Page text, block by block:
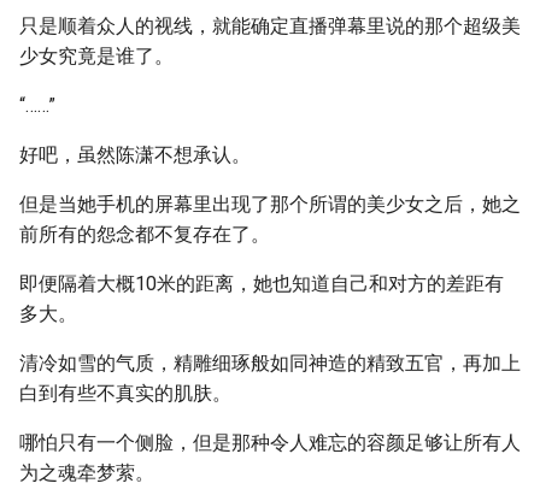
只是顺着众人的视线，就能确定直播弹幕里说的那个超级美
少女究竟是谁了。
“……”
好吧，虽然陈潇不想承认。
但是当她手机的屏幕里出现了那个所谓的美少女之后，她之
前所有的怨念都不复存在了。
即便隔着大概10米的距离，她也知道自己和对方的差距有
多大。
清冷如雪的气质，精雕细琢般如同神造的精致五官，再加上
白到有些不真实的肌肤。
哪怕只有一个侧脸，但是那种令人难忘的容颜足够让所有人
为之魂牵梦萦。